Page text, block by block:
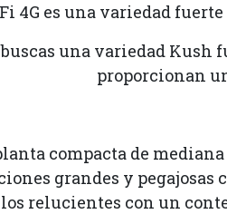
4G es una variedad
una variedad Kush
proporcionan
compacta de
grandes y
relucientes con un